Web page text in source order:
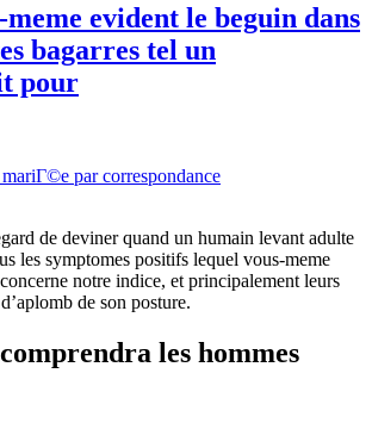
evident le beguin dans
bagarres tel un
pour
par correspondance
de deviner quand un humain levant adulte
les symptomes positifs lequel vous-meme
notre indice, et principalement leurs
de son posture.
les hommes